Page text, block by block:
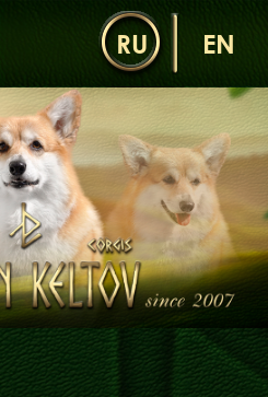
RU EN